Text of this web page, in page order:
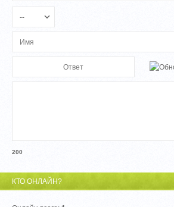
200
КТО ОНЛАЙН?